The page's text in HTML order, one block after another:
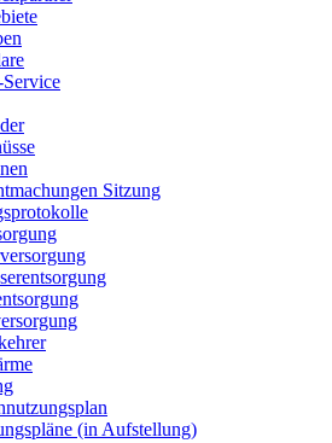
Sitzung
(in Aufstellung)